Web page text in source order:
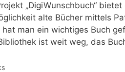
„DigiWunschbuch“
alte Bücher mittels
man ein wichtiges Buch
ist weit weg, das